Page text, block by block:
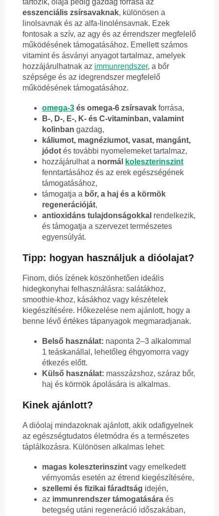
tartozik, olaja pedig gazdag forrása az
esszenciális zsírsavaknak, különösen a
linolsavnak és az alfa-linolénsavnak. Ezek
fontosak a szív, az agy és az érrendszer megfelelő
működésének támogatásához. Emellett számos
vitamint és ásványi anyagot tartalmaz, amelyek
hozzájárulhatnak az immunrendszer, a bőr
szépsége és az idegrendszer megfelelő
működésének támogatásához.
omega-3 és omega-6 zsírsavak forrása,
B-, D-, E-, K- és C-vitaminban, valamint
kolinban gazdag,
káliumot, magnéziumot, vasat, mangánt,
jódot és további nyomelemeket tartalmaz,
hozzájárulhat a normál
koleszterinszint
fenntartásához és az erek egészségének
támogatásához,
támogatja a bőr, a haj és a körmök
regenerációját,
antioxidáns tulajdonságokkal rendelkezik,
és támogatja a szervezet természetes
egyensúlyát.
Tipp: hogyan használjuk a dióolajat?
Finom, diós ízének köszönhetően ideális
hidegkonyhai felhasználásra: salátákhoz,
smoothie-khoz, kásákhoz vagy készételek
kiegészítésére. Hőkezelése nem ajánlott, hogy a
benne lévő értékes tápanyagok megmaradjanak.
Belső használat: naponta 2–3 alkalommal
1 teáskanállal, lehetőleg éhgyomorra vagy
étkezés előtt.
Külső használat: masszázshoz, száraz bőr,
haj és körmök ápolására is alkalmas.
Kinek ajánlott?
A dióolaj mindazoknak ajánlott, akik odafigyelnek
az egészségtudatos életmódra és a természetes
táplálkozásra. Különösen alkalmas lehet:
magas koleszterinszint vagy emelkedett
vérnyomás esetén az étrend kiegészítésére,
szellemi és fizikai fáradtság idején,
az immunrendszer támogatására és
betegség utáni regeneráció időszakában,